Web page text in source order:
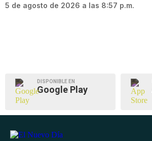
5 de agosto de 2026 a las 8:57 p.m.
DISPONIBLE EN
Google Play